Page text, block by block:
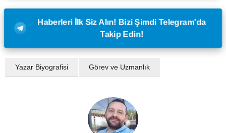
Haberleri İlk Siz Alın! Bizi Şimdi Telegram'da
Takip Edin!
Yazar Biyografisi Görev ve Uzmanlık